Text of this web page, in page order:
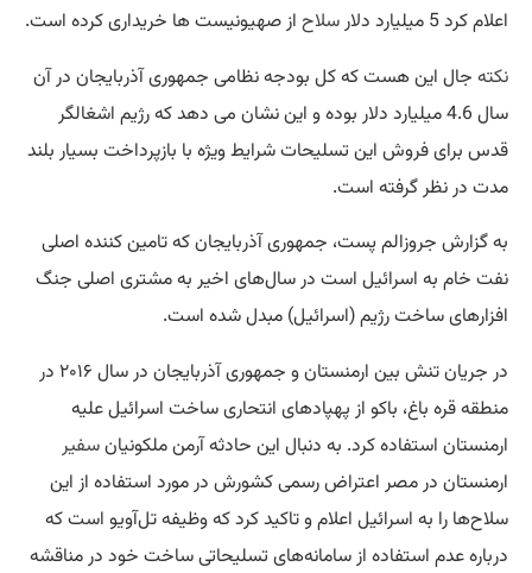
اعلام کرد 5 میلیارد دلار
سلاح از صهیونیست ها خریداری کرده است.
نکته جال این هست که کل بودجه نظامی جمهوری آذربایجان در آن
سال 4.6 میلیارد دلار بوده و این نشان می دهد که رژیم اشغالگر
قدس برای فروش این تسلیحات شرایط ویژه با بازپرداخت بسیار بلند
مدت در نظر گرفته است.
به گزارش جروزالم پست، جمهوری آذربایجان که تامین کننده اصلی
نفت خام به اسرائیل است در سال‌های اخیر به مشتری اصلی جنگ
افزار‌های ساخت رژیم (اسرائیل) مبدل شده است.
در جریان تنش بین ارمنستان و جمهوری آذربایجان در سال ۲۰۱۶ در
منطقه قره باغ، باکو از پهپاد‌های انتحاری ساخت اسرائیل علیه
ارمنستان استفاده کرد. به دنبال این حادثه آرمن ملکونیانسفیر
ارمنستان در مصر اعتراض رسمی کشورش در مورد استفاده از این
سلاح‌ها را به اسرائیل اعلام و تاکید کرد که وظیفه تل‌آویو است که
درباره عدم استفاده از سامانه‌های تسلیحاتی ساخت خود در مناقشه